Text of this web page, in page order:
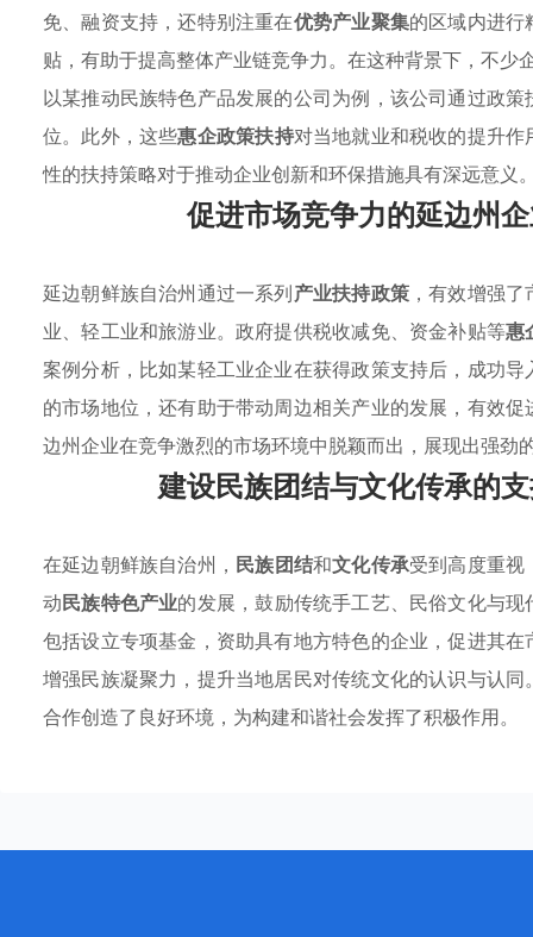
免、融资支持，还特别注重在优势产业聚集的区域内进行
贴，有助于提高整体产业链竞争力。在这种背景下，不
以某推动民族特色产品发展的公司为例，该公司通过政
位。此外，这些惠企政策扶持对当地就业和税收的提升
性的扶持策略对于推动企业创新和环保措施具有深远意义
促进市场竞争力的延边州
延边朝鲜族自治州通过一系列产业扶持政策，有效增强了
业、轻工业和旅游业。政府提供税收减免、资金补贴等惠
案例分析，比如某轻工业企业在获得政策支持后，成功
的市场地位，还有助于带动周边相关产业的发展，有效
边州企业在竞争激烈的市场环境中脱颖而出，展现出强劲
建设民族团结与文化传承的
在延边朝鲜族自治州， 民族团结和文化传承受到高度重视
动民族特色产业的发展，鼓励传统手工艺、民俗文化与
包括设立专项基金，资助具有地方特色的企业，促进其
增强民族凝聚力，提升当地居民对传统文化的认识与认
合作创造了良好环境，为构建和谐社会发挥了积极作用。